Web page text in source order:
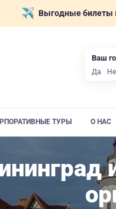
Выгодные билеты
ТУРЫ О НАС
Ваш
Да